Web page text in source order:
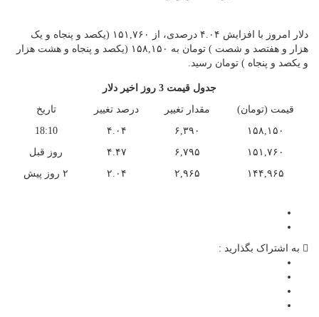
دلار امروز با افزایش ۴.۰۴ درصدی، از ۱۵۱,۷۶۰ (یکصد و پنجاه و یک
هزار و هفتصد و شصت ) تومان به ۱۵۸,۱۵۰ (یکصد و پنجاه و هشت هزار
و یکصد و پنجاه ) تومان رسید.
جدول قیمت 3 روز اخیر دلار
قیمت (تومان)
مقدار تغییر درصد تغییر
تاریخ
۱۵۸,۱۵۰
۶,۳۹۰ ۴.۰۴
18:10
۱۵۱,۷۶۰
۶,۷۹۵ ۴.۴۷
روز قبل
۱۴۴,۹۶۵
۲,۹۶۵ ۲.۰۴ ۲ روز پیش
به اشتراک بگذارید :